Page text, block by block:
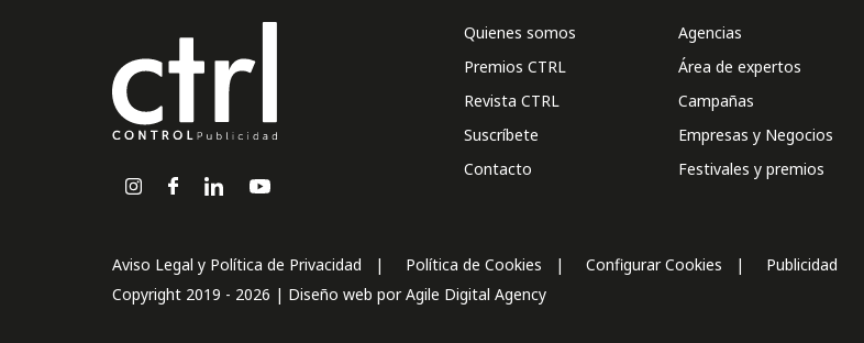
Quienes somos
Premios CTRL
Revista CTRL
Suscríbete
Contacto
Agencias
Área de expertos
Campañas
Empresas y Negocios
Festivales y premios
Aviso Legal y Política de Privacidad Política de Cookies Configurar Cookies
Publicidad
Copyright 2019 - 2026 | Diseño web porAgile Digital Agency